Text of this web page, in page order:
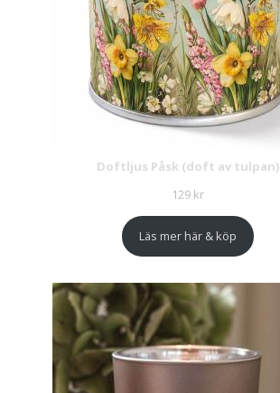
Doftljus Påsk (doft av tulpan)
129 kr
Läs mer här & köp